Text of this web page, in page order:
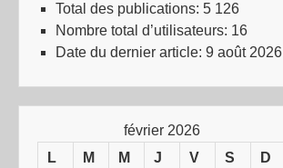
Total des publications: 5 126
Nombre total d’utilisateurs: 16
Date du dernier article: 9 août 2026
février 2026
L
M M J V S D